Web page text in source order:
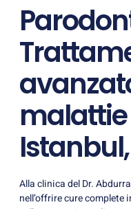
Alla clinica del Dr.
nell’offrire cure